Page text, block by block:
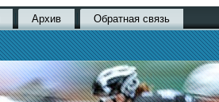
Архив Обратная связь